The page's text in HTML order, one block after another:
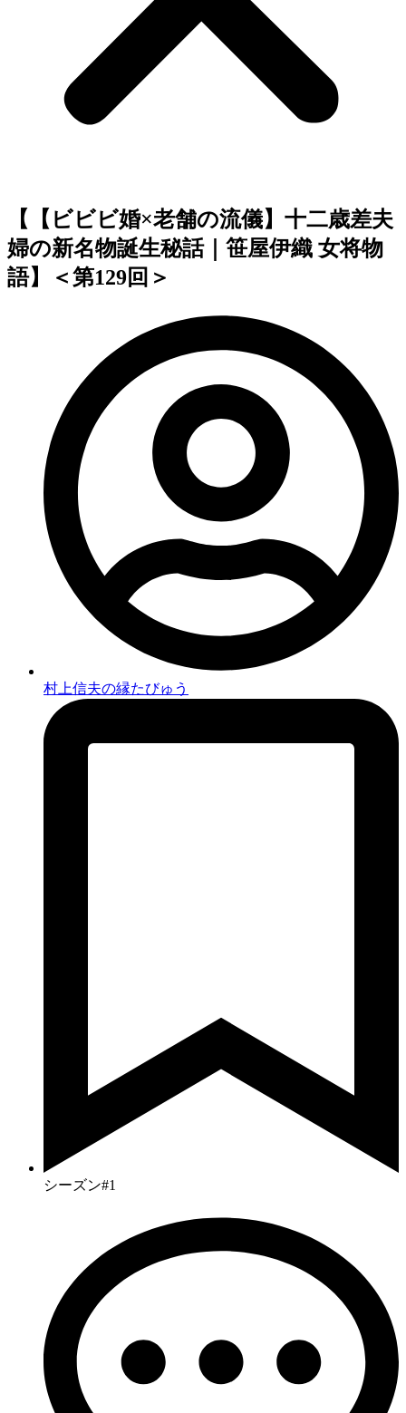
【【ビビビ婚×老舗の流儀】十二歳差夫
婦の新名物誕生秘話｜笹屋伊織 女将物
語】＜第129回＞
村上信夫の縁たびゅう
シーズン#1